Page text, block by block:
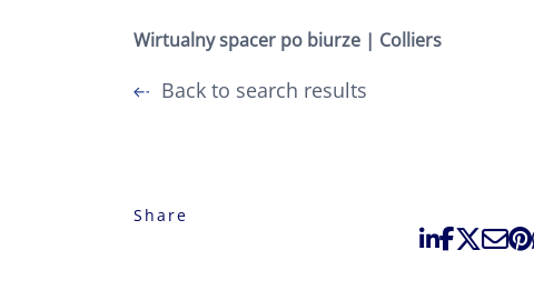
Wirtualny spacer po biurze | Colliers
Back to search results
Share